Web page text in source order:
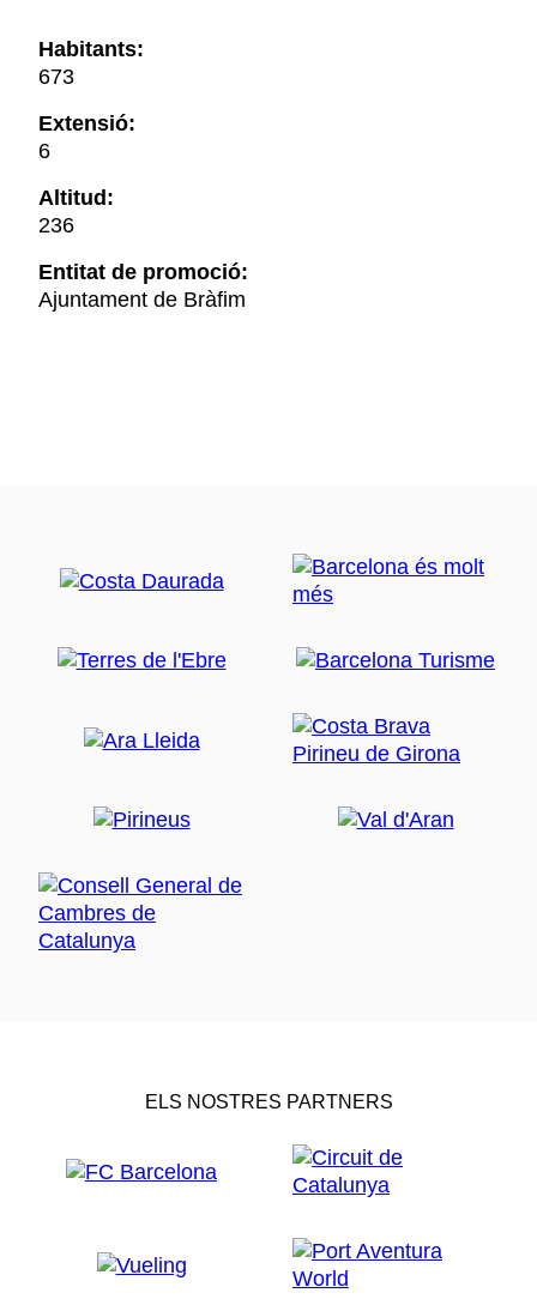
Habitants:
673
Extensió:
6
Altitud:
236
Entitat de promoció:
Ajuntament de Bràfim
ELS NOSTRES PARTNERS